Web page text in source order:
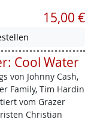
15,00 €
Cool Water
von Johnny Cash,
Family, Tim Hardin
vom Grazer
Christian